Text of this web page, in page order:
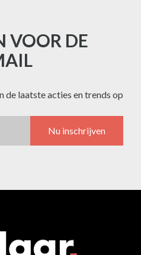
VOOR DE
de laatste acties en trends op
Nu inschrijven